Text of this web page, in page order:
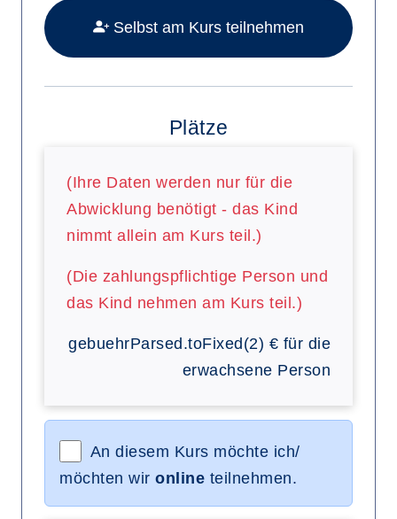
Selbst am Kurs teilnehmen
Plätze
(Ihre Daten werden nur für die
Abwicklung benötigt - das Kind
nimmt allein am Kurs teil.)
(Die zahlungspflichtige Person und
das Kind nehmen am Kurs teil.)
gebuehrParsed.toFixed(2) € für die
erwachsene Person
An diesem Kurs möchte ich/
möchten wir online teilnehmen.